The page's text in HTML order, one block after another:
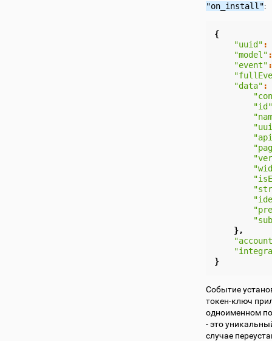
"on_install":
{
"uuid" :
"model" :
"event" :
"data" :
"id"
},
}
Cобытие
токен-ключ
одноименном
- это
случае